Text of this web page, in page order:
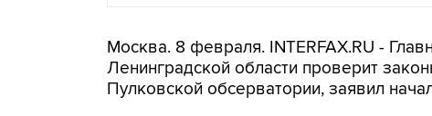
Москва. 8 февраля. INTERFAX.RU -
Ленинградской области проверит
Пулковской обсерватории, заявил